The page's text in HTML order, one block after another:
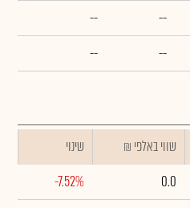
--
--
--
--
₪ שווי באלפי
שינוי
0.0
-7.52%